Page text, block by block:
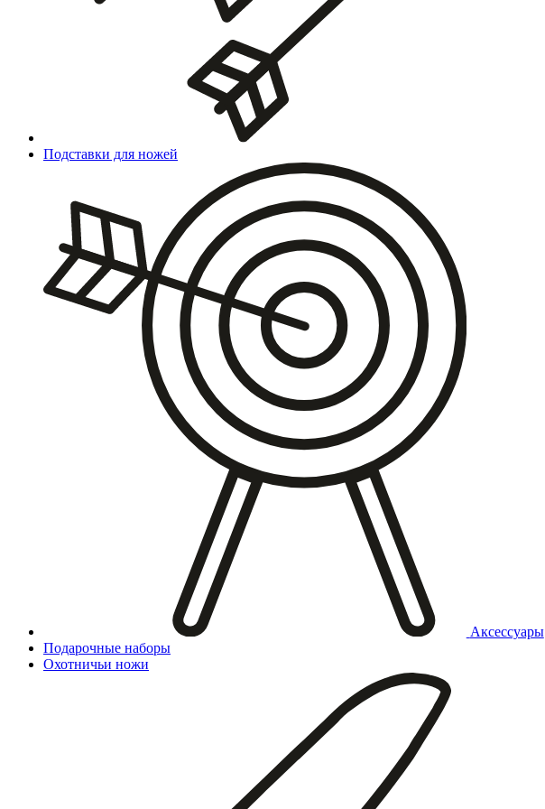
Подставки для ножей
Аксессуары
Подарочные наборы
Охотничьи ножи